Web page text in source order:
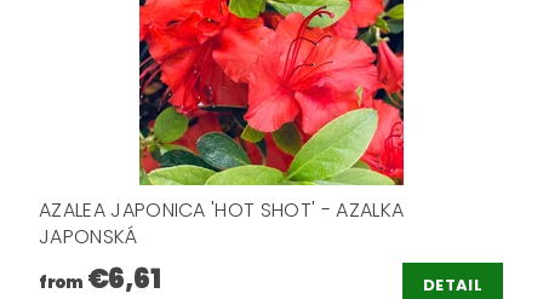
AZALEA JAPONICA 'HOT SHOT' - AZALKA
JAPONSKÁ
from €6,61 DETAIL